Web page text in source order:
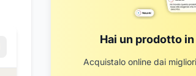
Hai un prodotto
Acquistalo online dai